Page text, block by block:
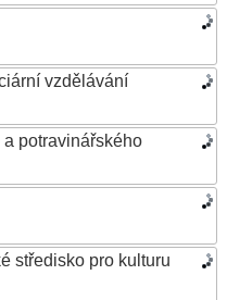
vzdělávání
potravinářského
středisko pro kulturu